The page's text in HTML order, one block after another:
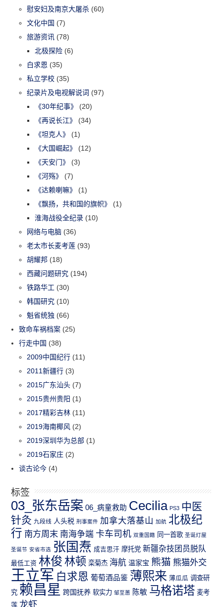
慰安妇及南京大屠杀 (60)
文化中国 (7)
旅游资讯 (78)
北极探险 (6)
白求恩 (35)
私立学校 (35)
纪录片及电视解说词 (97)
《30年纪事》
(20)
《再说长江》
(34)
《坦克人》
(1)
《大国崛起》
(12)
《天安门》
(3)
《河殇》
(7)
《达赖喇嘛》
(1)
《飘扬，共和国的旗帜》
(1)
淮海战役全纪录 (10)
网络与电脑 (36)
老太市长麦考莲 (93)
胡耀邦 (18)
西藏问题研究 (194)
铁路华工 (30)
韩国研究 (10)
魁省统独 (66)
致命车祸档案 (25)
行走中国 (38)
2009中国纪行 (11)
2011新疆行 (3)
2015广东汕头 (7)
2015贵州贵阳 (1)
2017精彩吉林 (11)
2019海南椰风 (2)
2019深圳华为总部 (1)
2019石家庄 (2)
谈古论今 (4)
标签
03_张东岳案 06_病童救助 Cecilia PS3 中医
针灸 九段线 人头税 刑事案件 加拿大落基山 加航 北极纪
行 南方周末 南海争端 卡车司机 双重国籍 同一首歌 圣诞灯屋
圣诞节 安省市选 张国焘 成吉思汗 摩托党 新疆杂技团员脱队
最低工资 林俊 林顿 栾菊杰 海航 温家宝 熊猫 熊猫外交
王立军 白求恩 葡萄酒品鉴 薄熙来 薄瓜瓜 调查研
究 赖昌星 跨国抚养 软实力 邹至蕙 陈敏 马格诺塔 麦考
莲 龙虾